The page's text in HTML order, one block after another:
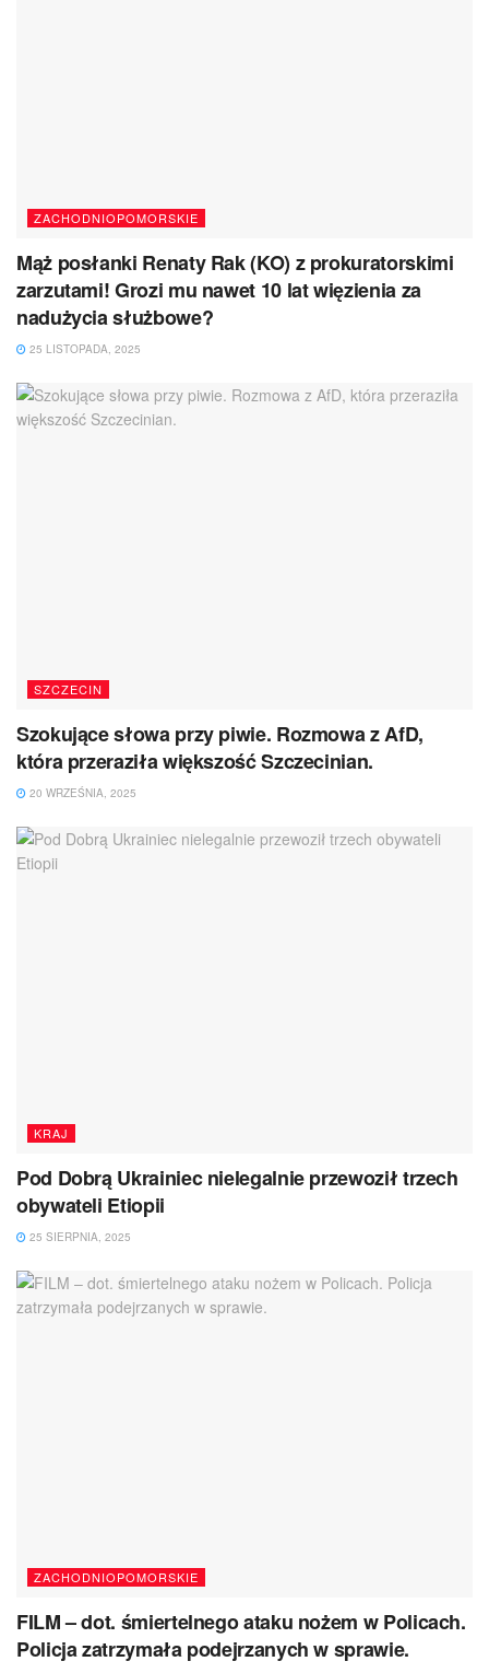
ZACHODNIOPOMORSKIE
Mąż posłanki Renaty Rak (KO) z prokuratorskimi
zarzutami! Grozi mu nawet 10 lat więzienia za
nadużycia służbowe?
25 LISTOPADA, 2025
SZCZECIN
Szokujące słowa przy piwie. Rozmowa z AfD,
która przeraziła większość Szczecinian.
20 WRZEŚNIA, 2025
KRAJ
Pod Dobrą Ukrainiec nielegalnie przewoził trzech
obywateli Etiopii
25 SIERPNIA, 2025
ZACHODNIOPOMORSKIE
FILM – dot. śmiertelnego ataku nożem w Policach.
Policja zatrzymała podejrzanych w sprawie.